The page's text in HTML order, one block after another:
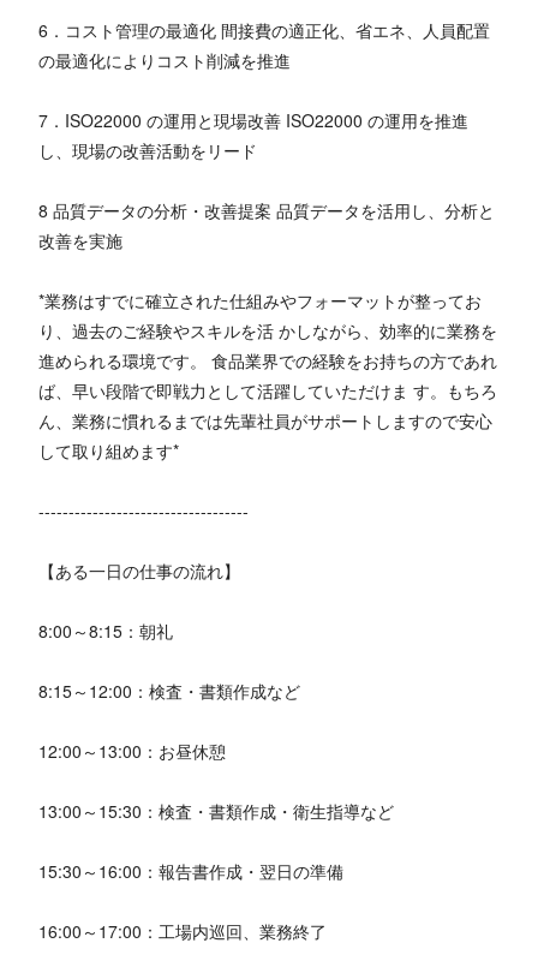
6．コスト管理の最適化 間接費の適正化、省エネ、人員配置
の最適化によりコスト削減を推進
7．ISO22000 の運用と現場改善 ISO22000 の運用を推進
し、現場の改善活動をリード
8 品質データの分析・改善提案 品質データを活用し、分析と
改善を実施
*業務はすでに確立された仕組みやフォーマットが整ってお
り、過去のご経験やスキルを活 かしながら、効率的に業務を
進められる環境です。 食品業界での経験をお持ちの方であれ
ば、早い段階で即戦力として活躍していただけま す。もちろ
ん、業務に慣れるまでは先輩社員がサポートしますので安心
して取り組めます*
-----------------------------------
【ある一日の仕事の流れ】
8:00～8:15：朝礼
8:15～12:00：検査・書類作成など
12:00～13:00：お昼休憩
13:00～15:30：検査・書類作成・衛生指導など
15:30～16:00：報告書作成・翌日の準備
16:00～17:00：工場内巡回、業務終了